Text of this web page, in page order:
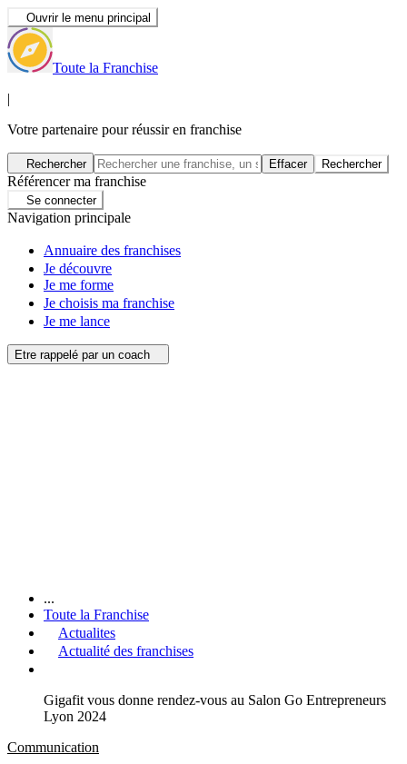
Ouvrir le menu principal
Toute la Franchise
|
Votre partenaire pour réussir en franchise
Rechercher Effacer Rechercher
Référencer ma franchise
Se connecter
Navigation principale
Annuaire des franchises
Je découvre
Je me forme
Je choisis ma franchise
Je me lance
Etre rappelé par un coach
...
Toute la Franchise
Actualites
Actualité des franchises
Gigafit vous donne rendez-vous au Salon Go Entrepreneurs
Lyon 2024
Communication